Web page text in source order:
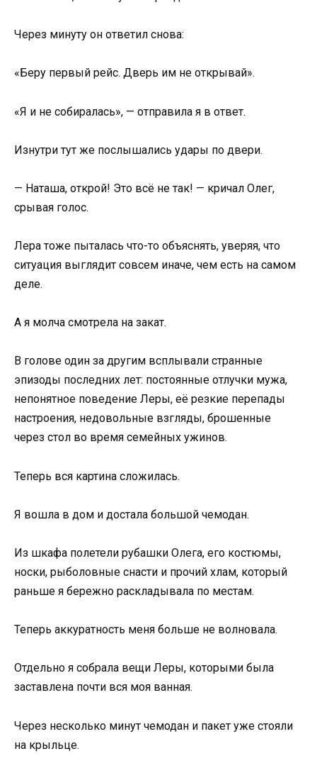
Через минуту он ответил снова:
«Беру первый рейс. Дверь им не открывай».
«Я и не собиралась», — отправила я в ответ.
Изнутри тут же послышались удары по двери.
— Наташа, открой! Это всё не так! — кричал Олег,
срывая голос.
Лера тоже пыталась что-то объяснять, уверяя, что
ситуация выглядит совсем иначе, чем есть на самом
деле.
А я молча смотрела на закат.
В голове один за другим всплывали странные
эпизоды последних лет: постоянные отлучки мужа,
непонятное поведение Леры, её резкие перепады
настроения, недовольные взгляды, брошенные
через стол во время семейных ужинов.
Теперь вся картина сложилась.
Я вошла в дом и достала большой чемодан.
Из шкафа полетели рубашки Олега, его костюмы,
носки, рыболовные снасти и прочий хлам, который
раньше я бережно раскладывала по местам.
Теперь аккуратность меня больше не волновала.
Отдельно я собрала вещи Леры, которыми была
заставлена почти вся моя ванная.
Через несколько минут чемодан и пакет уже стояли
на крыльце.